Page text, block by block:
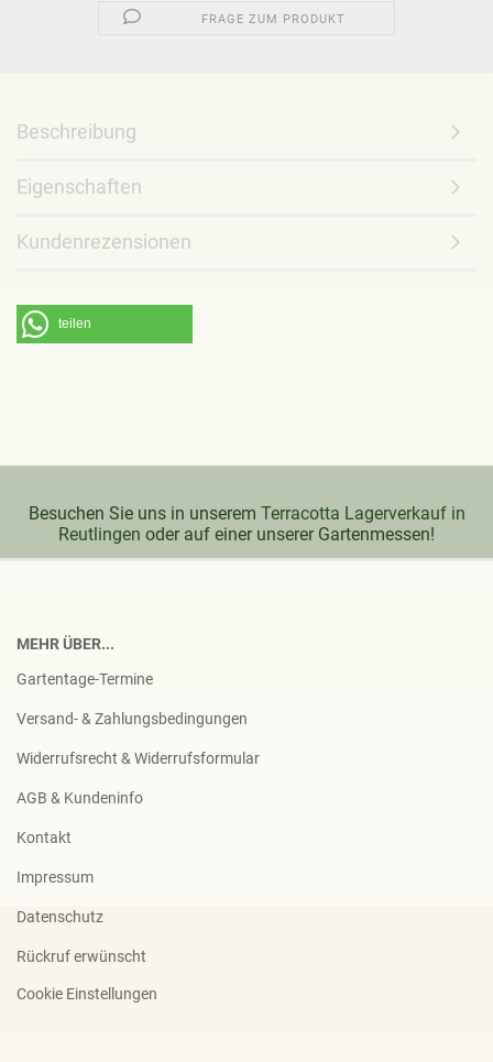
FRAGE ZUM PRODUKT
Beschreibung
Eigenschaften
Kundenrezensionen
teilen
Besuchen Sie uns in unserem Terracotta Lagerverkauf in
Reutlingen oder auf einer unserer Gartenmessen!
MEHR ÜBER...
Gartentage-Termine
Versand- & Zahlungsbedingungen
Widerrufsrecht & Widerrufsformular
AGB & Kundeninfo
Kontakt
Impressum
Datenschutz
Rückruf erwünscht
Cookie Einstellungen